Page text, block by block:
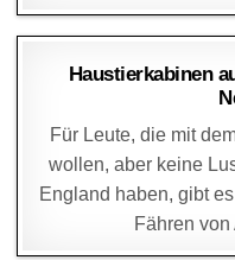
DAGMAR
Haustierkabinen
Für Leute, die mit
wollen, aber keine
England haben, gibt
Fähren